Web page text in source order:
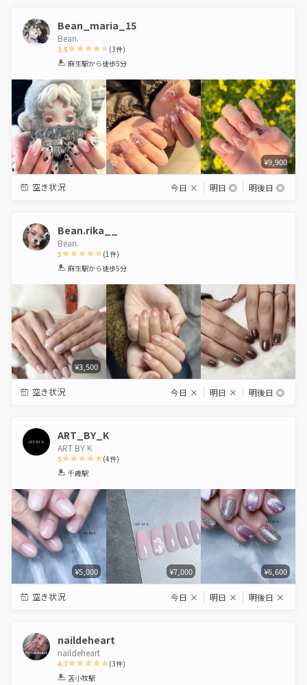
Bean_maria_15
Bean.
3.5
1 2 3 4 5
(3件)
麻生駅から徒歩5分
¥9,900
空き状況 今日 × 明日 ◎ 明後日 ◎
Bean.rika__
Bean.
5
1 2 3 4 5
(1件)
麻生駅から徒歩5分
¥3,500
空き状況 今日 × 明日 × 明後日 ◎
ART_BY_K
ART BY K
5
1 2 3 4
(4件)
千歳駅
¥5,000 ¥7,000 ¥6,600
空き状況 今日 × 明日 × 明後日 ×
naildeheart
naildeheart
4.7
1 2 3 4
(3件)
苫小牧駅